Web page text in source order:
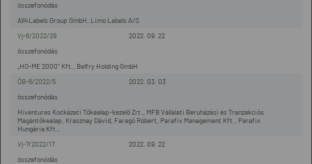
All4Labels Group GmbH, Limo Labels A/S
összefonódás
2022. 09. 22
Vj-6/2022/29
„HO-ME 2000” Kft., Belfry Holding GmbH
összefonódás
2022. 03. 03
ÖB-6/2022/5
Hiventures Kockázati Tőkealap-kezelő Zrt., MFB Vállalati Beruházási és Tranzakciós
Magántőkealap, Krasznay Dávid, Faragó Róbert, Parafix Management Kft., Parafix
Hungária Kft.,
összefonódás
2022. 09. 22
Vj-7/2022/17
összefonódás